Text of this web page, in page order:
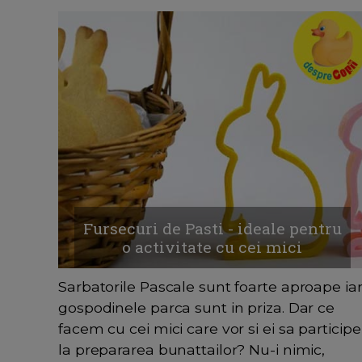
Fursecuri de Pasti - ideale pentru
o activitate cu cei mici
Sarbatorile Pascale sunt foarte aproape iar
gospodinele parca sunt in priza. Dar ce
facem cu cei mici care vor si ei sa participe
la prepararea bunattailor? Nu-i nimic,